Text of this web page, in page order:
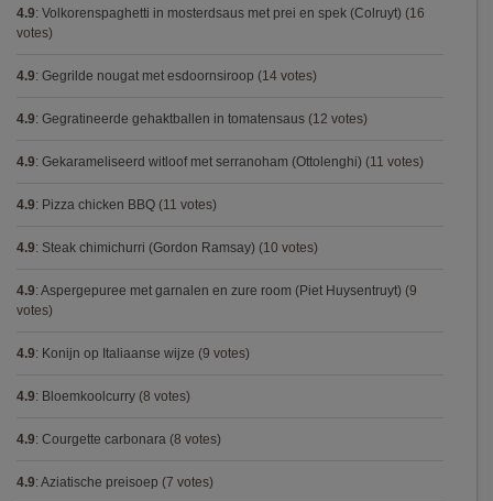
4.9: Volkorenspaghetti in mosterdsaus met prei en spek (Colruyt) (16
votes)
4.9: Gegrilde nougat met esdoornsiroop (14 votes)
4.9: Gegratineerde gehaktballen in tomatensaus (12 votes)
4.9: Gekarameliseerd witloof met serranoham (Ottolenghi) (11 votes)
4.9: Pizza chicken BBQ (11 votes)
4.9: Steak chimichurri (Gordon Ramsay) (10 votes)
4.9: Aspergepuree met garnalen en zure room (Piet Huysentruyt) (9
votes)
4.9: Konijn op Italiaanse wijze (9 votes)
4.9: Bloemkoolcurry (8 votes)
4.9: Courgette carbonara (8 votes)
4.9: Aziatische preisoep (7 votes)